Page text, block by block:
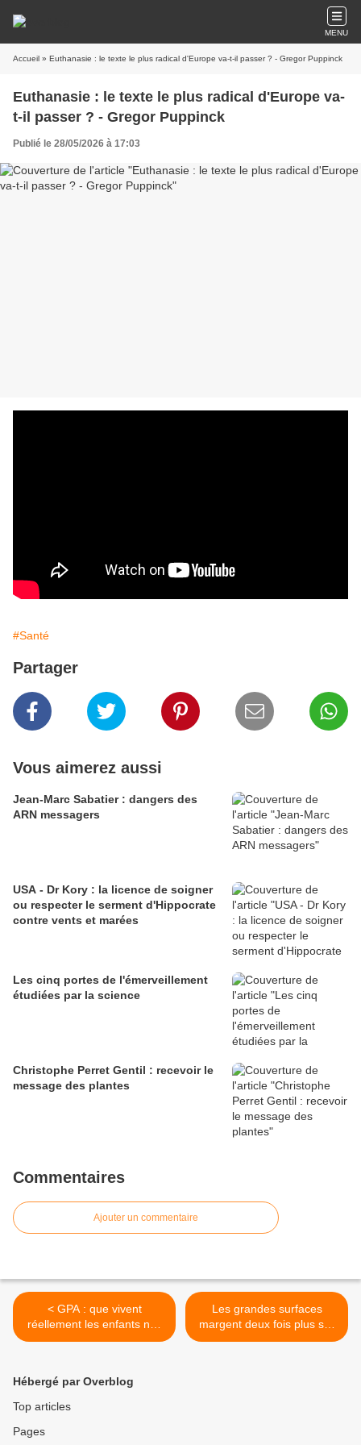
MENU
Accueil » Euthanasie : le texte le plus radical d'Europe va-t-il passer ? - Gregor Puppinck
Euthanasie : le texte le plus radical d'Europe va-
t-il passer ? - Gregor Puppinck
Publié le 28/05/2026 à 17:03
#Santé
Partager
Vous aimerez aussi
Jean-Marc Sabatier : dangers des
ARN messagers
USA - Dr Kory : la licence de soigner
ou respecter le serment d'Hippocrate
contre vents et marées
Les cinq portes de l'émerveillement
étudiées par la science
Christophe Perret Gentil : recevoir le
message des plantes
Commentaires
Ajouter un commentaire
< GPA : que vivent
réellement les enfants nés
par mère porteuse ? |
Les grandes surfaces
margent deux fois plus sur
les produits bio que sur le
Hébergé par Overblog
Top articles
Pages